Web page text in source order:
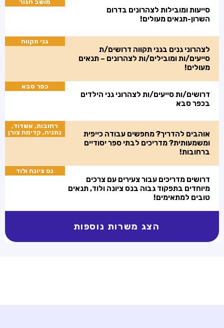
סייעות ומובילות לצהרונים בדרום
השרון-תנאים מעולים!
מושב חגור
לצהרוני גנים בגני תקווה דרושים/ת
סייעים/ות ומובילים/ות לצהרונים – תנאים
מעולים!
גני תקווה
דרושים/ות סייעים/ות לצהרוני גני הילדים
בכפר סבא
כפר סבא
אוהבים להדריך? מחפשים עבודה כייפית
ומשמעותית? מדריכים לבתי ספר יסודיים
ברחובות!
רחובות, אשדוד,
נתניה, קדימה צורן
דרושים מדריכים עבור צעירים עם צרכים
מיוחדים בתפקוד גבוה בנס ציונה ולוד, תנאים
טובים למתאימים!
נס ציונה ולוד
הצג משרות נוספות